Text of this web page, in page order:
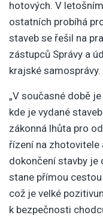
hotových. V
ostatních probíhá
staveb se řešil na
zástupců Správy a
krajské samosprávy.
„V současné době
kde je vydané
zákonná lhůta pro
řízení na zhotovitele
dokončení stavby je
stane přímou
což je velké
k bezpečnosti